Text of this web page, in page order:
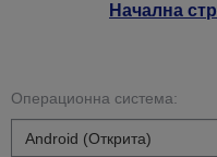
Начална
Операционна система: